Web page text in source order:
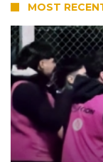
MOST